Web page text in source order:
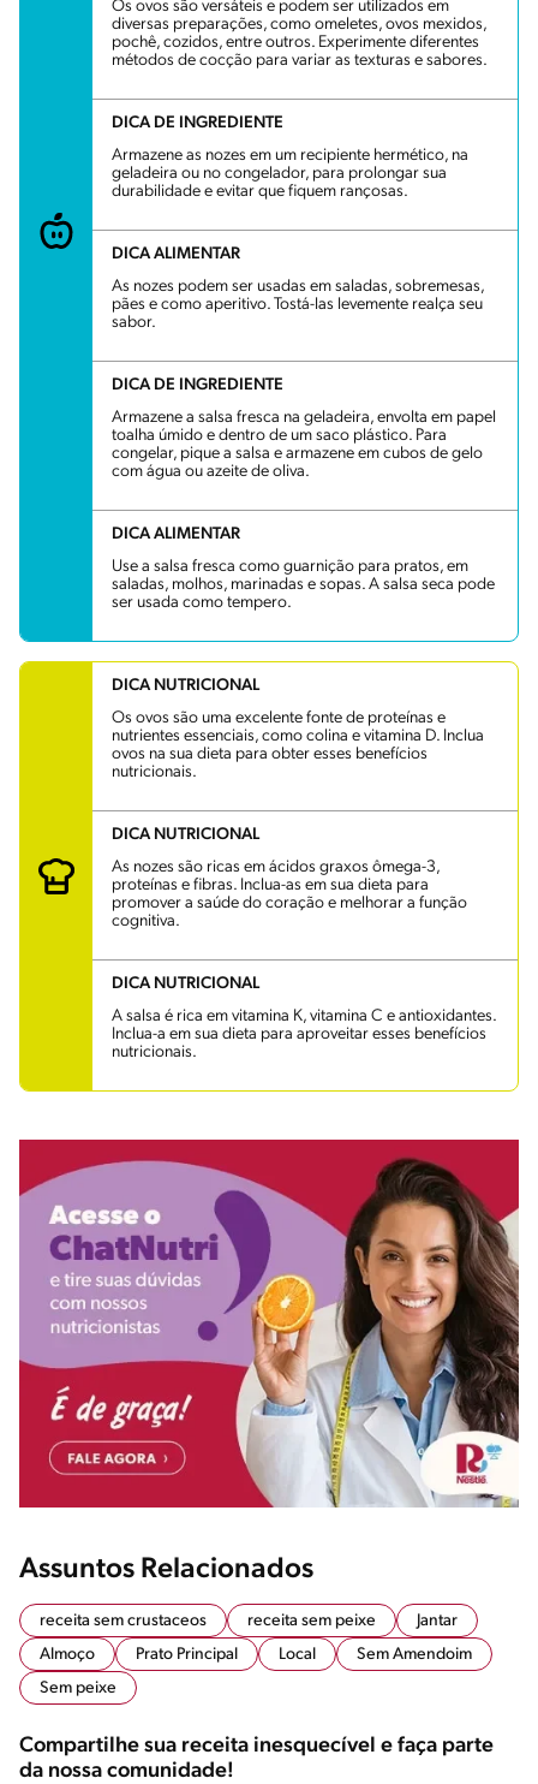
Os ovos são versáteis e podem ser utilizados em
diversas preparações, como omeletes, ovos mexidos,
pochê, cozidos, entre outros. Experimente diferentes
métodos de cocção para variar as texturas e sabores.
DICA DE INGREDIENTE
Armazene as nozes em um recipiente hermético, na
geladeira ou no congelador, para prolongar sua
durabilidade e evitar que fiquem rançosas.
DICA ALIMENTAR
As nozes podem ser usadas em saladas, sobremesas,
pães e como aperitivo. Tostá-las levemente realça seu
sabor.
DICA DE INGREDIENTE
Armazene a salsa fresca na geladeira, envolta em papel
toalha úmido e dentro de um saco plástico. Para
congelar, pique a salsa e armazene em cubos de gelo
com água ou azeite de oliva.
DICA ALIMENTAR
Use a salsa fresca como guarnição para pratos, em
saladas, molhos, marinadas e sopas. A salsa seca pode
ser usada como tempero.
DICA NUTRICIONAL
Os ovos são uma excelente fonte de proteínas e
nutrientes essenciais, como colina e vitamina D. Inclua
ovos na sua dieta para obter esses benefícios
nutricionais.
DICA NUTRICIONAL
As nozes são ricas em ácidos graxos ômega-3,
proteínas e fibras. Inclua-as em sua dieta para
promover a saúde do coração e melhorar a função
cognitiva.
DICA NUTRICIONAL
A salsa é rica em vitamina K, vitamina C e antioxidantes.
Inclua-a em sua dieta para aproveitar esses benefícios
nutricionais.
Assuntos Relacionados
receita sem crustaceos receita sem peixe
Jantar
Almoço
Prato Principal Local
Sem Amendoim
Sem peixe
Compartilhe sua receita inesquecível e faça parte
da nossa comunidade!